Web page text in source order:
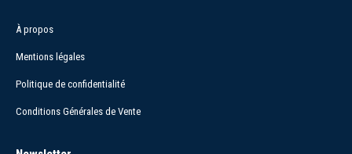
À propos
Mentions légales
Politique de confidentialité
Conditions Générales de Vente